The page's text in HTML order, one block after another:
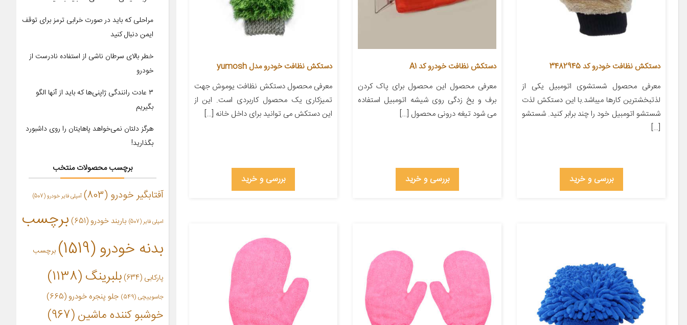
دستکش نظافت خودرو کد 3482945
معرفی محصول شستشوی اتومبیل یکی از
لذتبخشترین کارها میباشد.با این دستکش لذت
شستشو اتومبیل خود را چند برابر کنید. شستشو
[…]
بررسی و خرید
دستکش نظافت خودرو کد A1
معرفی محصول این محصول برای پاک کردن
برف و یخ زدگی روی شیشه اتومبیل استفاده
می شود تیغه درونی محصول […]
بررسی و خرید
دستکش نظافت خودرو مدل yumosh
معرفی محصول دستکش نظافت یوموش جهت
تمیزکاری یک محصول کاربردی است. این از
این دستکش می توانید برای داخل خانه […]
بررسی و خرید
مراحلی که باید در صورت خرابی ترمز برای توقف
ایمن دنبال کنید
خطر بالای سرطان ناشی از استفاده نادرست از
خودرو
۳ عادت رانندگی ژاپنی‌ها که باید از آنها الگو
بگیریم
هرگز دلتان نمی‌خواهد پاهایتان را روی داشبورد
بگذارید!
برچسب محصولات منتخب
آفتابگیر خودرو (803) آمپلی فایر خودرو(507)
امپلی فایر (507) باربند خودرو(651)
برچسب
بدنه خودرو(1519) برچسب
پارکابی (634) بلبرینگ(1138)
جاسوییچی (549) جلو پنجره خودرو (665)
خوشبو کننده ماشین(967)